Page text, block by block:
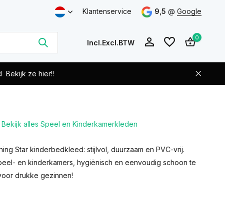
Klantenservice 9,5 @ Google
Incl.Excl.BTW
aanmaken
Account
0
Bekijk ze hier!!
Bekijk alles Speel en Kinderkamerkleden
Star kinderbedkleed: stijlvol, duurzaam en PVC-vrij.
en kinderkamers, hygiënisch en eenvoudig schoon te
drukke gezinnen!